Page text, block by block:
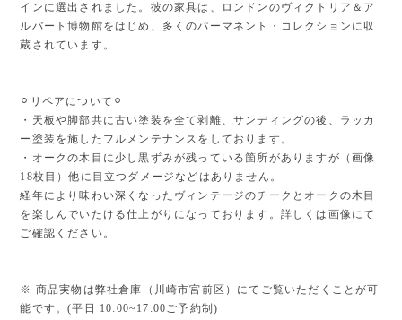
インに選出されました。彼の家具は、ロンドンのヴィクトリア＆ア
ルバート博物館をはじめ、多くのパーマネント・コレクションに収
蔵されています。
⚪︎リペアについて⚪︎
・天板や脚部共に古い塗装を全て剥離、サンディングの後、ラッカ
ー塗装を施したフルメンテナンスをしております。
・オークの木目に少し黒ずみが残っている箇所がありますが（画像
18枚目）他に目立つダメージなどはありません。
経年により味わい深くなったヴィンテージのチークとオークの木目
を楽しんでいたける仕上がりになっております。詳しくは画像にて
ご確認ください。
※ 商品実物は弊社倉庫（川崎市宮前区）にてご覧いただくことが可
能です。(平日 10:00~17:00ご予約制)